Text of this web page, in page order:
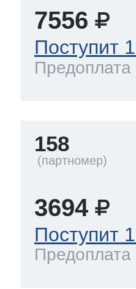
7556
Поступит
Предоплата
158
3694
Поступит
Предоплата